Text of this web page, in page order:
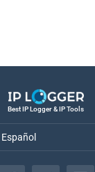
Best IP Logger & IP Tools
Español
Español